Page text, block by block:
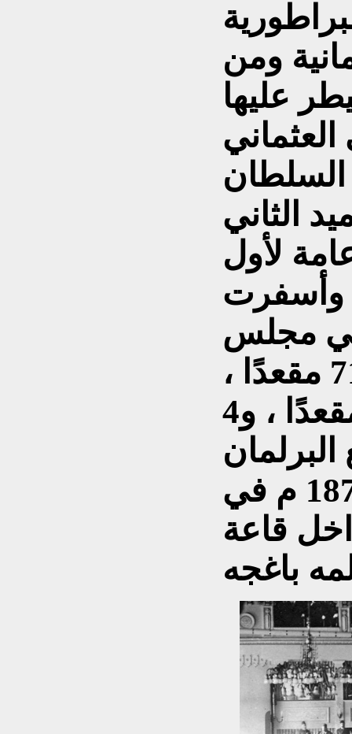
ومن
عليها
الثاني
لأول
وأسفرت
مجلس
المبعوثان ب 71 مقعدًا ،
والمسيحيين ب 44 مقعدًا ، و4
رسميًا في 19 مارس 1877 م في
قاعة